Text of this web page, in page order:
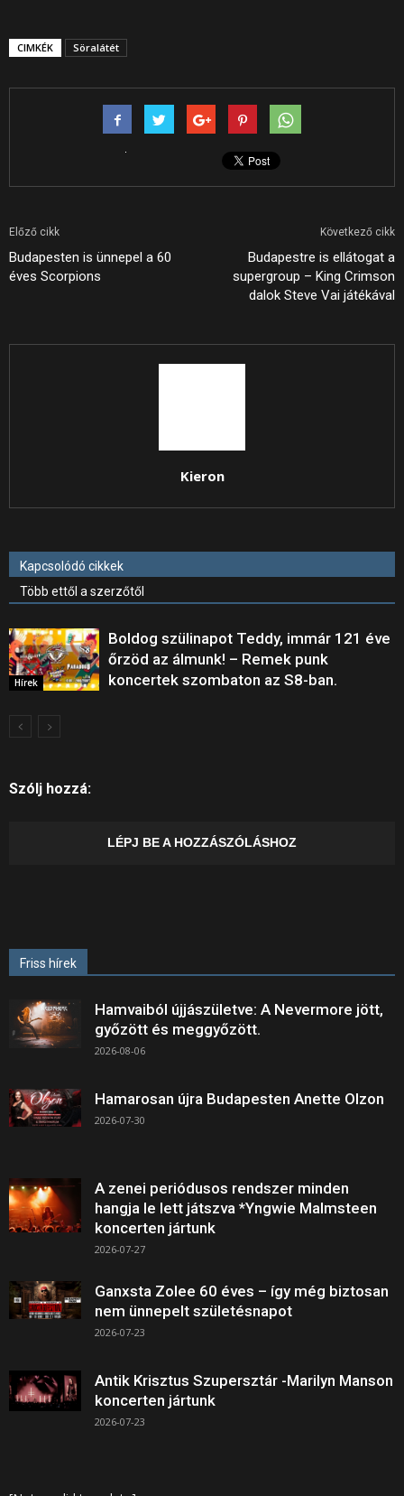
CIMKÉK Söralátét
Előző cikk
Budapesten is ünnepel a 60
éves Scorpions
Következő cikk
Budapestre is ellátogat a
supergroup – King Crimson
dalok Steve Vai játékával
Kieron
Kapcsolódó cikkek
Több ettől a szerzőtől
Hírek
Boldog szülinapot Teddy, immár 121 éve
őrzöd az álmunk! – Remek punk
koncertek szombaton az S8-ban.
Szólj hozzá:
LÉPJ BE A HOZZÁSZÓLÁSHOZ
Friss hírek
Hamvaiból újjászületve: A Nevermore jött,
győzött és meggyőzött.
2026-08-06
Hamarosan újra Budapesten Anette Olzon
2026-07-30
A zenei periódusos rendszer minden
hangja le lett játszva *Yngwie Malmsteen
koncerten jártunk
2026-07-27
Ganxsta Zolee 60 éves – így még biztosan
nem ünnepelt születésnapot
2026-07-23
Antik Krisztus Szupersztár -Marilyn Manson
koncerten jártunk
2026-07-23